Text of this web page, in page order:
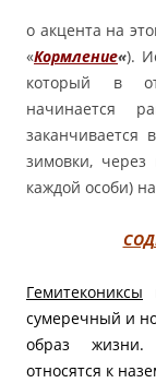
о акцента на
«Кормление«).
который в
начинается
зимовки, через
каждой особи)
Гемитекониксы
сумеречный и
образ
относятся к